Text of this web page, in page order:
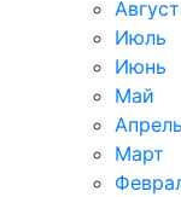
Август
Июль
Июнь
Май
Апрель
Март